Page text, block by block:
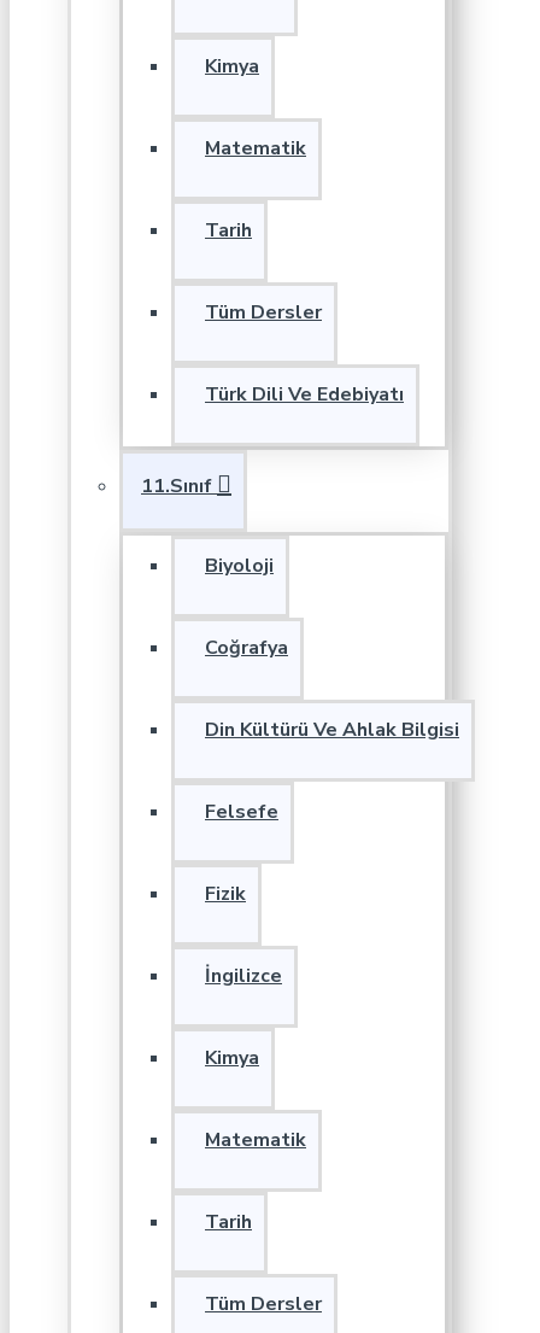
Kimya
Matematik
Tarih
Tüm Dersler
Türk Dili Ve Edebiyatı
11.Sınıf
Biyoloji
Coğrafya
Din Kültürü Ve Ahlak Bilgisi
Felsefe
Fizik
İngilizce
Kimya
Matematik
Tarih
Tüm Dersler